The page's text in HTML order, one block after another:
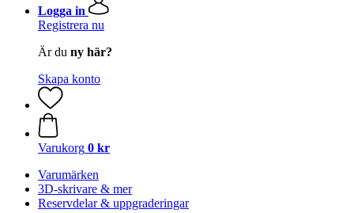
Logga in
Registrera nu
Är du ny här?
Skapa konto
Varukorg 0 kr
Varumärken
3D-skrivare & mer
Reservdelar & uppgraderingar